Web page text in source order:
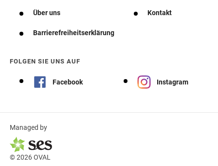
Über uns Kontakt
Barrierefreiheitserklärung
FOLGEN SIE UNS AUF
Facebook Instagram
Managed by
© 2026 OVAL